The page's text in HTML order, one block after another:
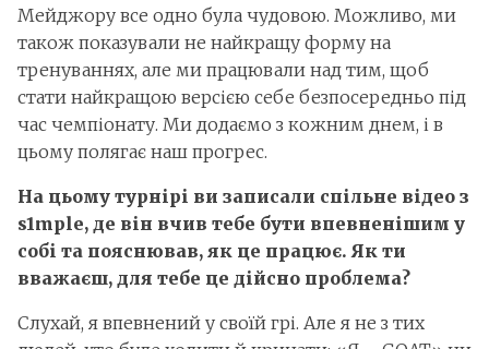
Мейджору все одно була чудовою. Можливо, ми
також показували не найкращу форму на
тренуваннях, але ми працювали над тим, щоб
стати найкращою версією себе безпосередньо під
час чемпіонату. Ми додаємо з кожним днем, і в
цьому полягає наш прогрес.
На цьому турнірі ви записали спільне відео з
s1mple, де він вчив тебе бути впевненішим у
собі та пояснював, як це працює. Як ти
вважаєш, для тебе це дійсно проблема?
Слухай, я впевнений у своїй грі. Але я не з тих